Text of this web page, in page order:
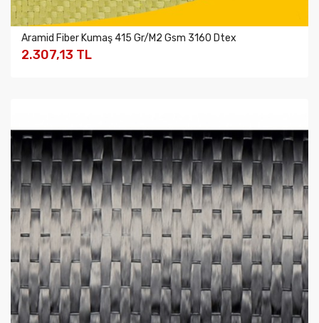
Aramid Fiber Kumaş 415 Gr/m2 Gsm 3160 Dtex
2.307,13 TL